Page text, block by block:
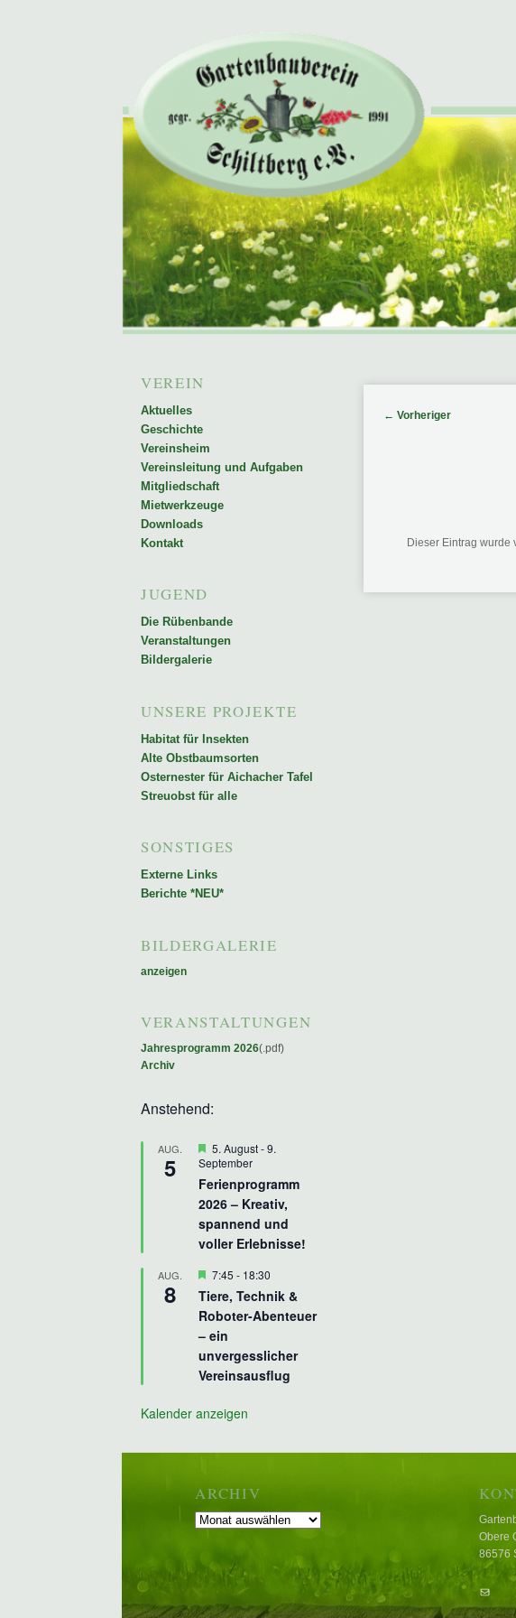
Gartenbauverein Schiltberg
springen
Beitragsnavigation
← Vorheriger
Dieser Eintrag wurde
VEREIN
Aktuelles
Geschichte
Vereinsheim
Vereinsleitung und Aufgaben
Mitgliedschaft
Mietwerkzeuge
Downloads
Kontakt
JUGEND
Die Rübenbande
Veranstaltungen
Bildergalerie
UNSERE PROJEKTE
Habitat für Insekten
Alte Obstbaumsorten
Osternester für Aichacher Tafel
Streuobst für alle
SONSTIGES
Externe Links
Berichte *NEU*
BILDERGALERIE
anzeigen
VERANSTALTUNGEN
Jahresprogramm 2026(.pdf)
Archiv
Anstehend:
AUG.
5
Hervorgehoben
5. August-9.
September
Ferienprogramm
2026 – Kreativ,
spannend und
voller Erlebnisse!
AUG.
8
Hervorgehoben
7:45 - 18:30
Tiere, Technik &
Roboter-Abenteuer
– ein
unvergesslicher
Vereinsausflug
Kalender anzeigen
ARCHIV
Archiv
Obere
86576
E-Mail